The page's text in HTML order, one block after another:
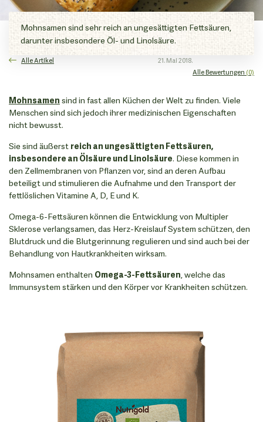
Mohnsamen sind sehr reich an ungesättigten Fettsäuren,
darunter insbesondere Öl- und Linolsäure.
Alle Artikel
21. Mai 2018.
Alle Bewertungen (0)
Mohnsamen sind in fast allen Küchen der Welt zu finden. Viele
Menschen sind sich jedoch ihrer medizinischen Eigenschaften
nicht bewusst.
Sie sind äußerst reich an ungesättigten Fettsäuren,
insbesondere an Ölsäure und Linolsäure. Diese kommen in
den Zellmembranen von Pflanzen vor, sind an deren Aufbau
beteiligt und stimulieren die Aufnahme und den Transport der
fettlöslichen Vitamine A, D, E und K.
Omega-6-Fettsäuren können die Entwicklung von Multipler
Sklerose verlangsamen, das Herz-Kreislauf System schützen, den
Blutdruck und die Blutgerinnung regulieren und sind auch bei der
Behandlung von Hautkrankheiten wirksam.
Mohnsamen enthalten Omega-3-Fettsäuren, welche das
Immunsystem stärken und den Körper vor Krankheiten schützen.